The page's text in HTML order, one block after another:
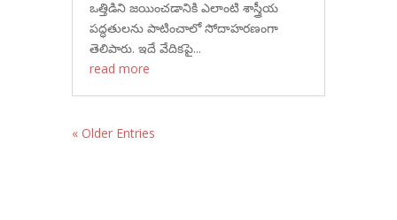
ఒత్తిడిని జయించడానికి ఎలాంటి శాస్త్రీయ
పద్ధతులను పాటించాలో సోదాహరణంగా
తెలిపారు. ఇదే వేదికపై...
read more
« Older Entries